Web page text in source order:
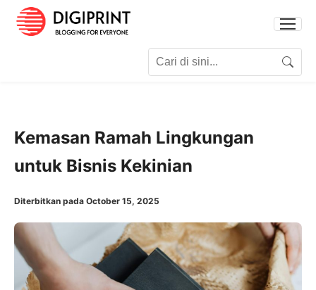
Search
Kemasan Ramah Lingkungan
untuk Bisnis Kekinian
Diterbitkan pada October 15, 2025